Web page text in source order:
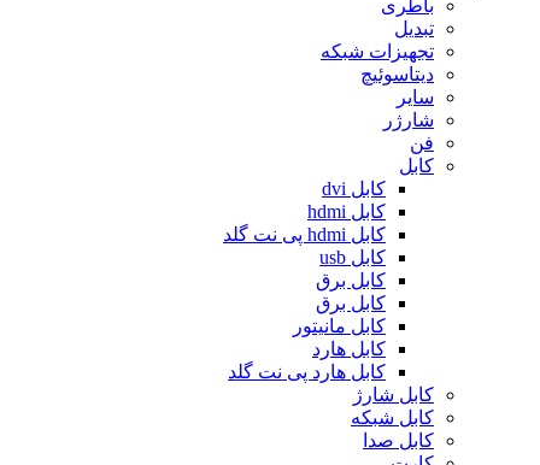
باطری
تبدیل
تجهیزات شبکه
دیتاسوئیچ
سایر
شارژر
فن
کابل
کابل dvi
کابل hdmi
کابل hdmi پی نت گلد
کابل usb
کابل برق
کابل برق
کابل مانیتور
کابل هارد
کابل هارد پی نت گلد
کابل شارژ
کابل شبکه
کابل صدا